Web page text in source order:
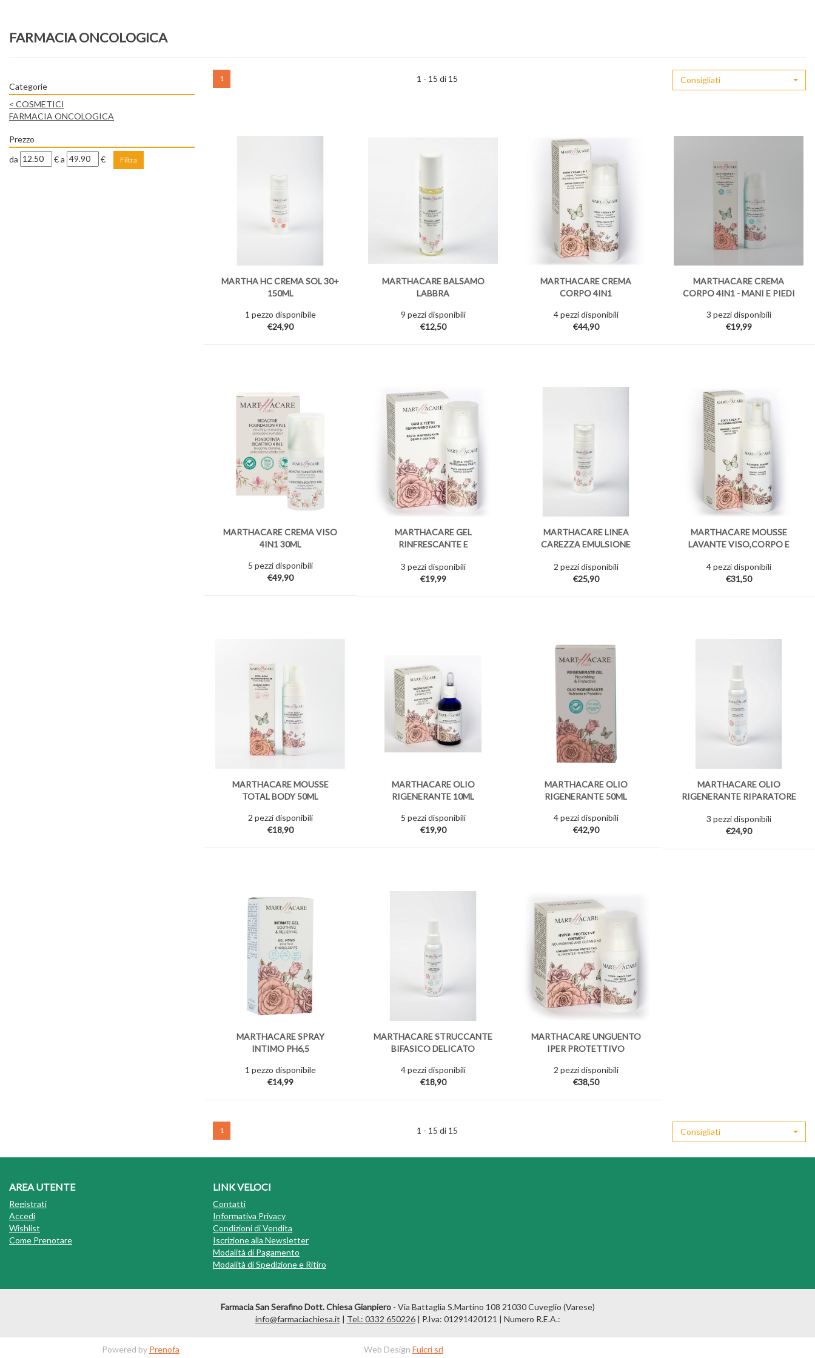
FARMACIA ONCOLOGICA
Categorie
< COSMETICI
FARMACIA ONCOLOGICA
Prezzo
filtra
da € filtra
a €
1 1 - 15 di 15 Consigliati
MARTHA HC CREMA SOL 30+
150ML
1 pezzo disponibile
€24,90
MARTHACARE BALSAMO
LABBRA
9 pezzi disponibili
€12,50
MARTHACARE CREMA
CORPO 4IN1
4 pezzi disponibili
€44,90
MARTHACARE CREMA
CORPO 4IN1 - MANI E PIEDI
3 pezzi disponibili
€19,99
MARTHACARE CREMA VISO
4IN1 30ML
5 pezzi disponibili
€49,90
MARTHACARE GEL
RINFRESCANTE E
GENGIVE
3 pezzi disponibili
€19,99
MARTHACARE LINEA
CAREZZA EMULSIONE
2 pezzi disponibili
€25,90
MARTHACARE MOUSSE
LAVANTE VISO,CORPO E
4 pezzi disponibili
€31,50
MARTHACARE MOUSSE
TOTAL BODY 50ML
2 pezzi disponibili
€18,90
MARTHACARE OLIO
RIGENERANTE 10ML
5 pezzi disponibili
€19,90
MARTHACARE OLIO
RIGENERANTE 50ML
4 pezzi disponibili
€42,90
MARTHACARE OLIO
RIGENERANTE RIPARATORE
3 pezzi disponibili
€24,90
MARTHACARE SPRAY
INTIMO PH6,5
1 pezzo disponibile
€14,99
MARTHACARE STRUCCANTE
BIFASICO DELICATO
4 pezzi disponibili
€18,90
MARTHACARE UNGUENTO
IPER PROTETTIVO
2 pezzi disponibili
€38,50
1 1 - 15 di 15 Consigliati
AREA UTENTE
Registrati
Accedi
Wishlist
Come Prenotare
LINK VELOCI
Contatti
Informativa Privacy
Condizioni di Vendita
Iscrizione alla Newsletter
Modalità di Pagamento
Modalità di Spedizione e Ritiro
Farmacia San Serafino Dott. Chiesa Gianpiero - Via Battaglia S.Martino 108 21030 Cuveglio (Varese)
info@farmaciachiesa.it | Tel.: 0332 650226| P.Iva: 01291420121 | Numero R.E.A.:
Powered by Prenofa Web Design Fulcri srl